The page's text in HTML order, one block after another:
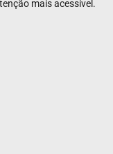
mais acessível.